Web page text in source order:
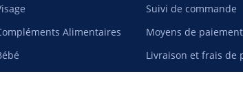
Alimentaires
Suivi de commande
Moyens de paiement
Livraison et frais de